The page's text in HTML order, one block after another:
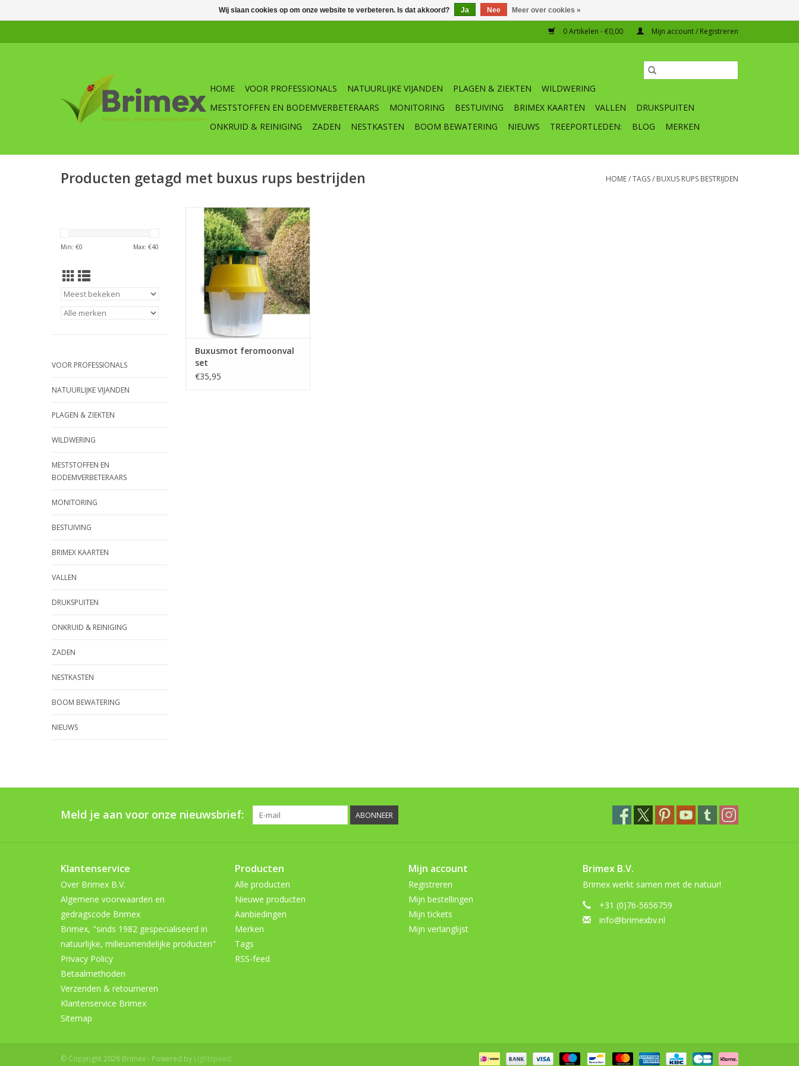
0 Artikelen - €0,00 Mijn account / Registreren
HOME VOOR PROFESSIONALS NATUURLIJKE VIJANDEN PLAGEN & ZIEKTEN
WILDWERING
MESTSTOFFEN EN BODEMVERBETERAARS
MONITORING BESTUIVING BRIMEX KAARTEN VALLEN
DRUKSPUITEN
ONKRUID & REINIGING
ZADEN NESTKASTEN BOOM BEWATERING NIEUWS TREEPORTLEDEN: BLOG MERKEN
Producten getagd met buxus rups bestrijden HOME/TAGS/ BUXUS RUPS BESTRIJDEN
Min: €0 Max: €40
VOOR PROFESSIONALS
NATUURLIJKE VIJANDEN
PLAGEN & ZIEKTEN
WILDWERING
MESTSTOFFEN EN
BODEMVERBETERAARS
MONITORING
BESTUIVING
BRIMEX KAARTEN
VALLEN
DRUKSPUITEN
ONKRUID & REINIGING
ZADEN
NESTKASTEN
BOOM BEWATERING
NIEUWS
Heeft u last van de buxusrups of
buxusmot ?
Brimex Buxusmot feromoonval
set incl. 2 capsules
TOEVOEGEN AAN WINKELWAGEN
Buxusmot feromoonval
set
€35,95
Meld je aan voor onze nieuwsbrief: ABONNEER
Klantenservice
Over Brimex B.V.
Algemene voorwaarden en
gedragscode Brimex
Brimex, "sinds 1982 gespecialiseerd in
natuurlijke, milieuvriendelijke producten"
Privacy Policy
Betaalmethoden
Verzenden & retourneren
Klantenservice Brimex
Sitemap
Producten
Alle producten
Nieuwe producten
Aanbiedingen
Merken
Tags
RSS-feed
Mijn account
Registreren
Mijn bestellingen
Mijn tickets
Mijn verlanglijst
Brimex B.V.
Brimex werkt samen met de natuur!
+31 (0)76-5656759
info@brimexbv.nl
© Copyright 2026 Brimex - Powered by Lightspeed
Wij slaan cookies op om onze website te verbeteren. Is dat akkoord? Ja Nee Meer over cookies »